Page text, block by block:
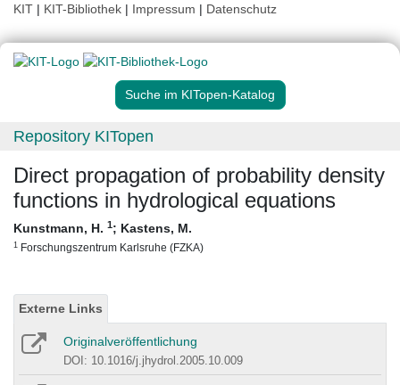
KIT | KIT-Bibliothek | Impressum | Datenschutz
Suche im KITopen-Katalog
Repository KITopen
Direct propagation of probability density
functions in hydrological equations
Kunstmann, H. 1; Kastens, M.
1 Forschungszentrum Karlsruhe (FZKA)
Externe Links
Originalveröffentlichung
DOI: 10.1016/j.jhydrol.2005.10.009